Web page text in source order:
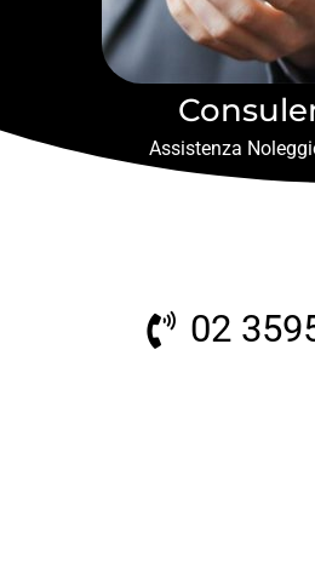
Assistenza
02